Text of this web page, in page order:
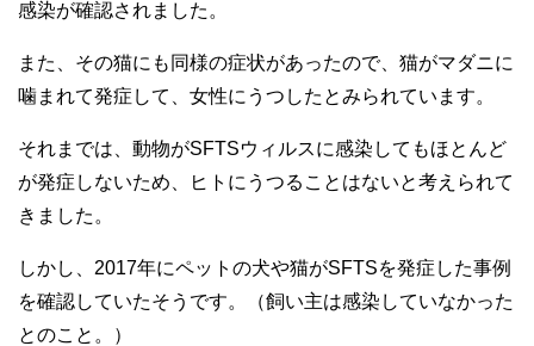
感染が確認されました。
また、その猫にも同様の症状があったので、猫がマダニに
噛まれて発症して、女性にうつしたとみられています。
それまでは、動物がSFTSウィルスに感染してもほとんど
が発症しないため、ヒトにうつることはないと考えられて
きました。
しかし、2017年にペットの犬や猫がSFTSを発症した事例
を確認していたそうです。（飼い主は感染していなかった
とのこと。）